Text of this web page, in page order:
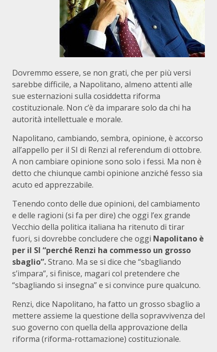
Dovremmo essere, se non grati, che per più versi
sarebbe difficile, a Napolitano, almeno attenti alle
sue esternazioni sulla cosiddetta riforma
costituzionale. Non c’è da imparare solo da chi ha
autorità intellettuale e morale.
Napolitano, cambiando, sembra, opinione, è accorso
all’appello per il SI di Renzi al referendum di ottobre.
A non cambiare opinione sono solo i fessi. Ma non è
detto che chiunque cambi opinione anziché fesso sia
acuto ed apprezzabile.
Tenendo conto delle due opinioni, del cambiamento
e delle ragioni (si fa per dire) che oggi l’ex grande
Vecchio della politica italiana ha ritenuto di tirar
fuori, si dovrebbe concludere che oggi Napolitano è
per il SI “perché Renzi ha commesso un grosso
sbaglio”.Strano. Ma se si dice che “sbagliando
s’impara”, si finisce, magari col pretendere che
“sbagliando si insegna” e si convince pure qualcuno.
Renzi, dice Napolitano, ha fatto un grosso sbaglio a
mettere assieme la questione della sopravvivenza del
suo governo con quella della approvazione della
riforma (riforma-rottamazione) costituzionale.